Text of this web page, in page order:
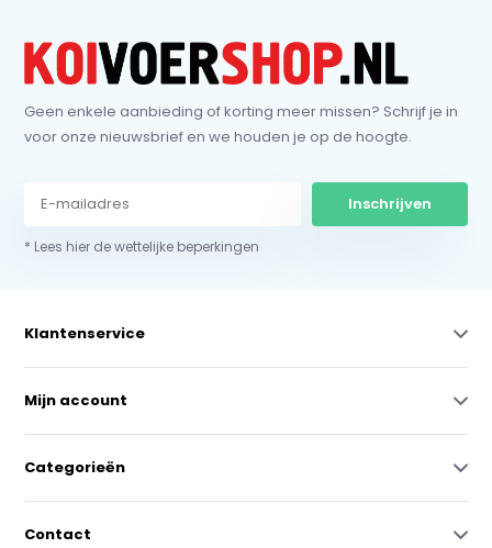
Geen enkele aanbieding of korting meer missen? Schrijf je in
voor onze nieuwsbrief en we houden je op de hoogte.
Inschrijven
* Lees hier de wettelijke beperkingen
Klantenservice
Mijn account
Categorieën
Contact